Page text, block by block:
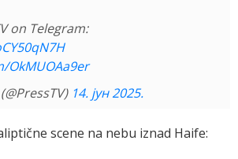
on Telegram:
OkMUOAa9er
14. јун 2025.
scene na nebu iznad Haife: